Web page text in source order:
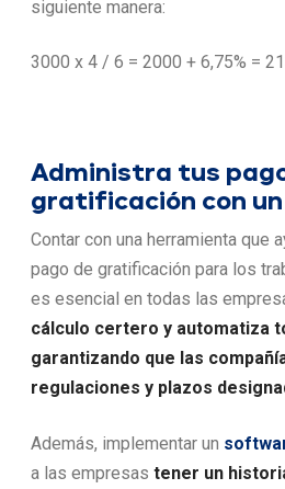
siguiente manera:
3000 x 4 / 6 = 2000 + 6,75% =
Administra tus
gratificación con
Contar con una herramienta que
pago de gratificación para los
es esencial en todas las
cálculo certero y automatiza
garantizando que las
regulaciones y plazos
Además, implementar un
a las empresas tener un